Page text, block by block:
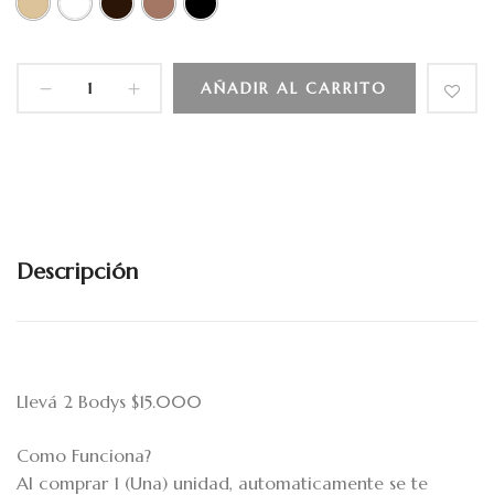
AÑADIR AL CARRITO
Descripción
Llevá 2 Bodys $15.000
Como Funciona?
Al comprar 1 (Una) unidad, automaticamente se te